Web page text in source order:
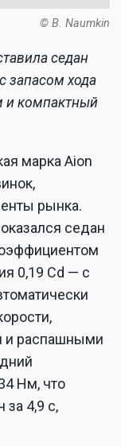
© B. Naumkin
седан
запасом хода
и компактный
марка Aion
рынка.
седан
0,19 Cd — с
и распашными
Нм, что
за 4,9 с,